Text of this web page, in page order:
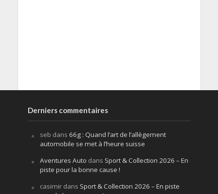
Derniers commentaires
seb dans 66g : Quand l’art de l’allègement
automobile se met à l’heure suisse
Aventures Auto dans Sport & Collection 2026 – En
piste pour la bonne cause !
casimirdans Sport & Collection 2026 – En piste